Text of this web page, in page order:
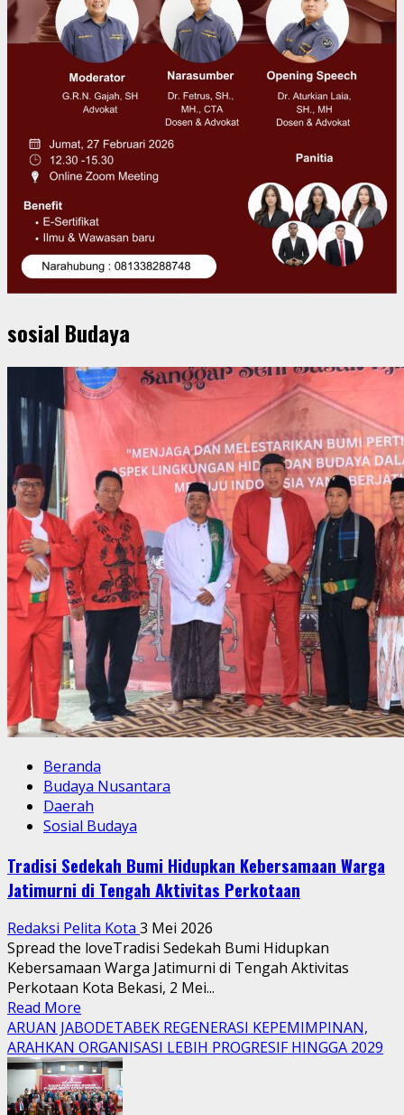
sosial Budaya
Beranda
Budaya Nusantara
Daerah
Sosial Budaya
Tradisi Sedekah Bumi Hidupkan Kebersamaan Warga
Jatimurni di Tengah Aktivitas Perkotaan
Redaksi Pelita Kota 3 Mei 2026
Spread the loveTradisi Sedekah Bumi Hidupkan
Kebersamaan Warga Jatimurni di Tengah Aktivitas
Perkotaan Kota Bekasi, 2 Mei...
Read More
more
about
Tradisi
Sedekah
Bumi
ARUAN JABODETABEK REGENERASI KEPEMIMPINAN,
ARAHKAN ORGANISASI LEBIH PROGRESIF HINGGA 2029